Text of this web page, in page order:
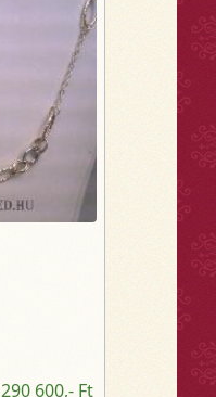
290 600,- Ft